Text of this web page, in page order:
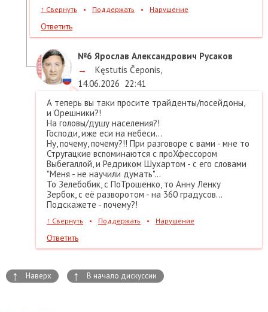
↑ Свернуть • Поддержать • Нарушение
Ответить
№6 Ярослав Александрович Русаков
→
Kęstutis Čeponis,
14.06.2026 22:41
А теперь вы таки просите трайденты/посейдоны,
и Орешники?!
На головы/душу населения?!
Господи, иже еси на небеси...
Ну, почему, почему?!! При разговоре с вами - мне то
Стругацкие вспоминаются с проХфессором
Выбегаллой, и Редриком Шухартом - с его словами
"Меня - не научили думать"...
То Зелебобик, с ПоТрошенко, то Анну Ленку
Зербок, с её разворотом - на 360 градусов...
Подскажете - почему?!
↑ Свернуть • Поддержать • Нарушение
Ответить
↑ Наверх ↑ В начало дискуссии